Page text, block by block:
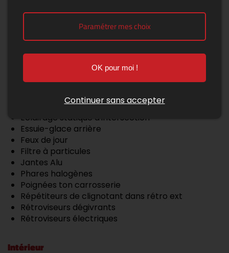
Arrêt et redémarrage auto. du moteur
Régulateur de vitesse
Extérieur
Barres de toit
Becquet arrière
Boucliers AV et AR couleur caisse
Eclairage statique d'intersection
Essuie-glace arrière
Feux de jour
Filtre à particules
Jantes Alu
Phares halogènes
Poignées ton carrosserie
Répétiteurs de clignotant dans rétro ext
Rétroviseurs dégivrants
Rétroviseurs électriques
Intérieur
Paramétrer mes choix
OK pour moi !
Continuer sans accepter